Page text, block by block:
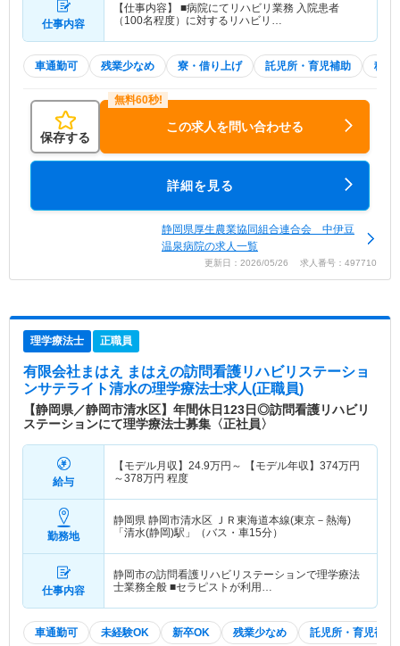
仕事内容
【仕事内容】 ■病院にてリハビリ業務 入院患者
（100名程度）に対するリハビリ…
車通勤可 残業少なめ 寮・借り上げ 託児所・育児補助 積極
保存する
この求人を問い合わせる
詳細を見る
静岡県厚生農業協同組合連合会 中伊豆
温泉病院の求人一覧
更新日：2026/05/26 求人番号：497710
理学療法士 正職員
有限会社まはえ まはえの訪問看護リハビリステーショ
ンサテライト清水の理学療法士求人(正職員)
【静岡県／静岡市清水区】年間休日123日◎訪問看護リハビリ
ステーションにて理学療法士募集〈正社員〉
給与
【モデル月収】 24.9万円～ 【モデル年収】 374万円
～378万円 程度
勤務地
静岡県 静岡市清水区 ＪＲ東海道本線(東京－熱海)
「清水(静岡)駅」（バス・車15分）
仕事内容
静岡市の訪問看護リハビリステーションで理学療法
士業務全般 ■セラピストが利用…
車通勤可 未経験OK 新卒OK 残業少なめ 託児所・育児補助